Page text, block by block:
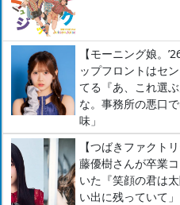
【モーニング娘。
ップフロントはセ
てる『あ、これ選
な。事務所の悪口
味」
【つばきファクト
藤優樹さんが卒業
いた『笑顔の君は
い出に残っていて」